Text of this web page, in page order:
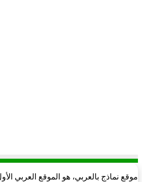
موقع نماذج بالعربي، هو الموقع العربي